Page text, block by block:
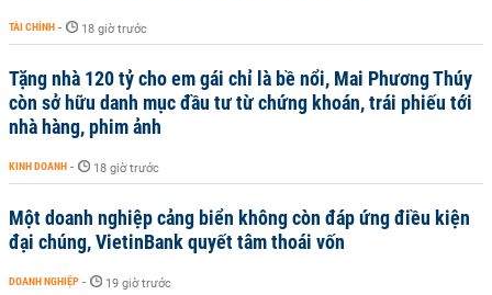
TÀI CHÍNH - 18 giờ trước
Tặng nhà 120 tỷ cho em gái chỉ là bề nổi, Mai Phương Thúy
còn sở hữu danh mục đầu tư từ chứng khoán, trái phiếu tới
nhà hàng, phim ảnh
KINH DOANH - 18 giờ trước
Một doanh nghiệp cảng biển không còn đáp ứng điều kiện
đại chúng, VietinBank quyết tâm thoái vốn
DOANH NGHIỆP - 19 giờ trước